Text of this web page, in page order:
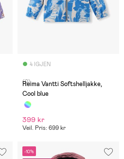
4 IGJEN
(0)
Reima Vantti Softshelljakke,
Cool blue
399 kr
Veil. Pris: 699 kr
-10%